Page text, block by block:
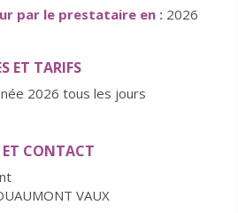
par le prestataire en : 2026
ET TARIFS
2026 tous les jours
ET CONTACT
VAUX